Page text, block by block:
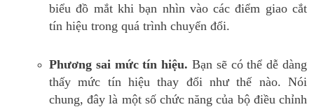
biểu đồ mắt khi bạn nhìn vào các điểm giao cắt
tín hiệu trong quá trình chuyển đổi.
Phương sai mức tín hiệu. Bạn sẽ có thể dễ dàng
thấy mức tín hiệu thay đổi như thế nào. Nói
chung, đây là một số chức năng của bộ điều chỉnh